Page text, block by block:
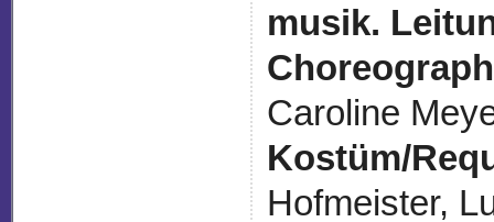
musik.
Caroline
Kostüm/
Hofmeister,